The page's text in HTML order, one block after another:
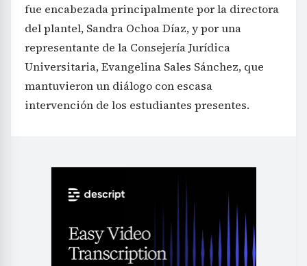
fue encabezada principalmente por la directora
del plantel, Sandra Ochoa Díaz, y por una
representante de la Consejería Jurídica
Universitaria, Evangelina Sales Sánchez, que
mantuvieron un diálogo con escasa
intervención de los estudiantes presentes.